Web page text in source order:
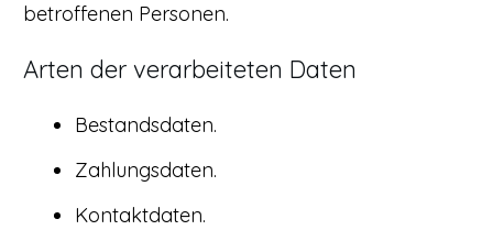
betroffenen Personen.
Arten der verarbeiteten Daten
Bestandsdaten.
Zahlungsdaten.
Kontaktdaten.